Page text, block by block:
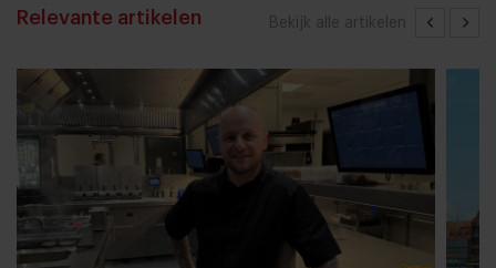
Bekijk alle artikelen
Relevante artikelen